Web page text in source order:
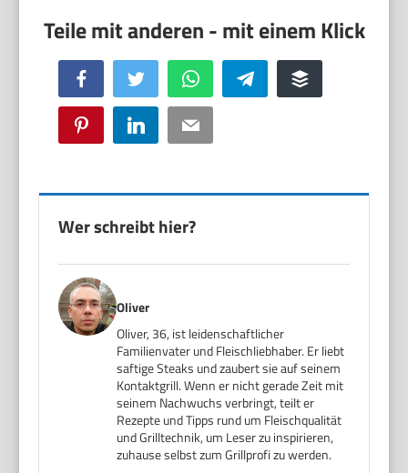
Facebook Twitter WhatsApp Telegram Buffer
Pinterest LinkedIn Email
Wer schreibt hier?
Oliver
Oliver, 36, ist leidenschaftlicher
Familienvater und Fleischliebhaber. Er liebt
saftige Steaks und zaubert sie auf seinem
Kontaktgrill. Wenn er nicht gerade Zeit mit
seinem Nachwuchs verbringt, teilt er
Rezepte und Tipps rund um Fleischqualität
und Grilltechnik, um Leser zu inspirieren,
zuhause selbst zum Grillprofi zu werden.